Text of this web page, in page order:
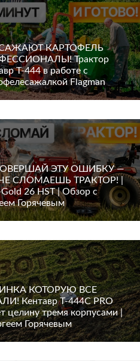
КАРТОФЕЛЬ
Трактор
Т-444 в работе с
Flagman
ЭТУ ОШИБКУ —
СЛОМАЕШЬ ТРАКТОР! |
26 HST | Обзор с
Горячевым
КОТОРУЮ ВСЕ
Кентавр Т-444С PRO
целину тремя корпусами |
Горячевым